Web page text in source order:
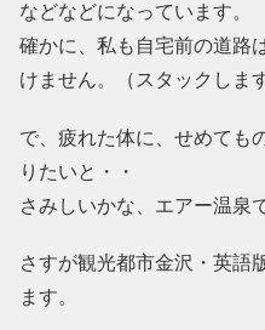
などなどになっています。
確かに、私も自宅前の道路
けません。（スタックします
で、疲れた体に、せめても
りたいと・・
さみしいかな、エアー温泉
さすが観光都市金沢・英語
ます。